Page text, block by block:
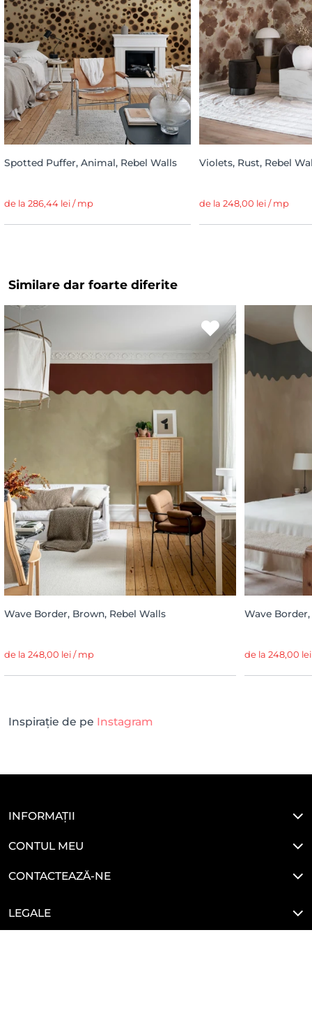
Spotted Puffer, Animal, Rebel Walls
de la 286,44 lei / mp
Violets, Rust, Rebel
de la 248,00 lei / mp
Similare dar foarte diferite
Wave Border, Brown, Rebel Walls
de la 248,00 lei / mp
Wave
de la 248,00
Inspirație de pe Instagram
INFORMAȚII
CONTUL MEU
CONTACTEAZĂ-NE
LEGALE